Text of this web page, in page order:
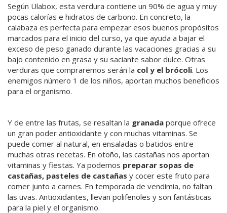
Según Ulabox, esta verdura contiene un 90% de agua y muy
pocas calorías e hidratos de carbono. En concreto, la
calabaza es perfecta para empezar esos buenos propósitos
marcados para el inicio del curso, ya que ayuda a bajar el
exceso de peso ganado durante las vacaciones gracias a su
bajo contenido en grasa y su saciante sabor dulce. Otras
verduras que compraremos serán la col y el brócoli. Los
enemigos número 1 de los niños, aportan muchos beneficios
para el organismo.
Y de entre las frutas, se resaltan la granada porque ofrece
un gran poder antioxidante y con muchas vitaminas. Se
puede comer al natural, en ensaladas o batidos entre
muchas otras recetas. En otoño, las castañas nos aportan
vitaminas y fiestas. Ya podemos preparar sopas de
castañas, pasteles de castañas y cocer este fruto para
comer junto a carnes. En temporada de vendimia, no faltan
las uvas. Antioxidantes, llevan polifenoles y son fantásticas
para la piel y el organismo.